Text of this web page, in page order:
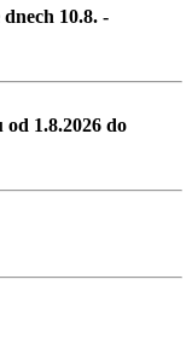
10.8. -
1.8.2026 do